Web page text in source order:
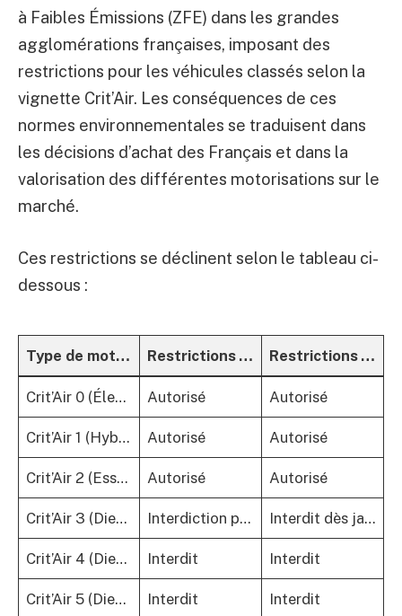
à Faibles Émissions (ZFE) dans les grandes
agglomérations françaises, imposant des
restrictions pour les véhicules classés selon la
vignette Crit’Air. Les conséquences de ces
normes environnementales se traduisent dans
les décisions d’achat des Français et dans la
valorisation des différentes motorisations sur le
marché.
Ces restrictions se déclinent selon le tableau ci-
dessous :
Type de motorisation (Vignette Crit’Air) Restrictions – Métropole du Grand Paris Restrictions – Lyon
Crit’Air 0 (Électrique, hydrogène) Autorisé Autorisé
Crit’Air 1 (Hybride rechargeable, GNV) Autorisé Autorisé
Crit’Air 2 (Essence Euro 4) Autorisé Autorisé
Crit’Air 3 (Diesel avant 2011, Essence avant 2006) Interdiction progressive en 2025, tolérance d’1 an Interdit dès janvier 2025
Crit’Air 4 (Diesel avant 2006) Interdit Interdit
Crit’Air 5 (Diesel avant 1997) et non-classés Interdit Interdit